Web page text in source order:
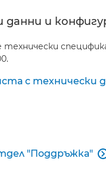
данни и
с технически
"Поддръжка" 